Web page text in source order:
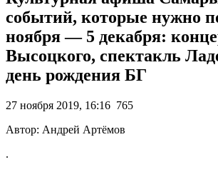
событий, которые нужно
ноября — 5 декабря:
Высоцкого, спектакль
день рождения БГ
27 ноября 2019, 16:16 765
Автор: Андрей Артёмов
.